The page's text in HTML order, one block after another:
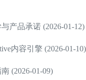
产品承诺 (2026-01-12)
内容引擎 (2026-01-10)
(2026-01-09)